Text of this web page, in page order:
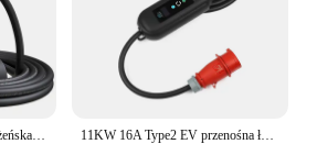
khons Ładowarka EV Typ2 żeńska strona samochodu 5m Kabel 32A 22KW Stacja ładowania samochodu 3 fazy 11KW 22KW IEC62196-2 do samochodu elektrycznego 11KW 16A Type2 EV przenośna ładowarka EVSE etui z funkcją ładowania ładowarka samochodu elektrycznego wtyczka CEE pojazd elektryczny ładowarka